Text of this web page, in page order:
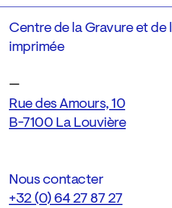
Centre de la Gravure et de
imprimée
—
Rue des Amours, 10
B-7100 La Louvière
Nous contacter
+32 (0) 64 27 87 27